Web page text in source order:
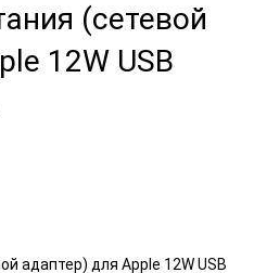
(сетевой
12W USB